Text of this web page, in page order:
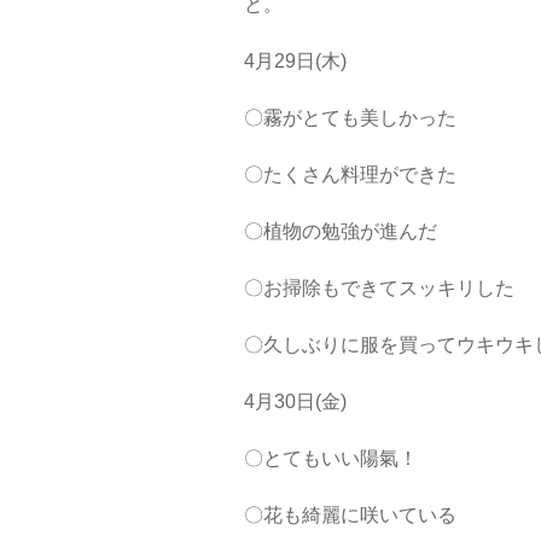
と。
4月29日(木)
〇霧がとても美しかった
〇たくさん料理ができた
〇植物の勉強が進んだ
〇お掃除もできてスッキリした
〇久しぶりに服を買ってウキウキ
4月30日(金)
〇とてもいい陽氣！
〇花も綺麗に咲いている